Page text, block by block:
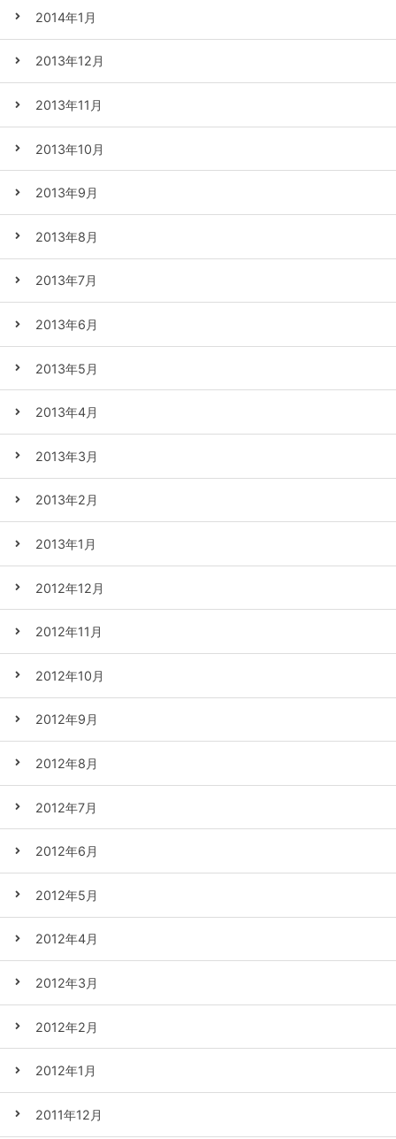
2014年1月
2013年12月
2013年11月
2013年10月
2013年9月
2013年8月
2013年7月
2013年6月
2013年5月
2013年4月
2013年3月
2013年2月
2013年1月
2012年12月
2012年11月
2012年10月
2012年9月
2012年8月
2012年7月
2012年6月
2012年5月
2012年4月
2012年3月
2012年2月
2012年1月
2011年12月